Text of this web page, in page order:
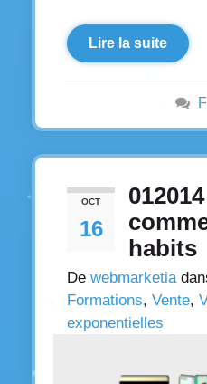
Lire la suite
OCT
16
habits
De webmarketia
Formations, Vente,
exponentielles